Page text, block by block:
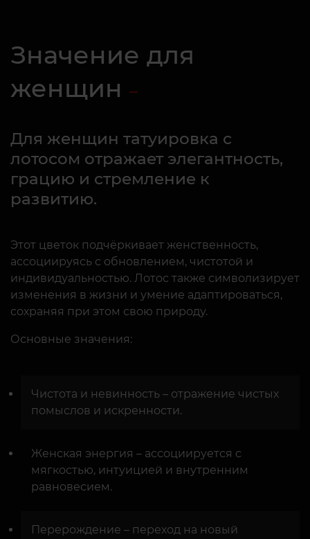
Значение для
женщин
Для женщин татуировка с
лотосом отражает элегантность,
грацию и стремление к
развитию.
Этот цветок подчёркивает женственность,
ассоциируясь с обновлением, чистотой и
индивидуальностью. Лотос также символизирует
изменения в жизни и умение адаптироваться,
сохраняя при этом свою природу.
Основные значения:
Чистота и невинность – отражение чистых
помыслов и искренности.
Женская энергия – ассоциируется с
мягкостью, интуицией и внутренним
равновесием.
Перерождение – переход на новый